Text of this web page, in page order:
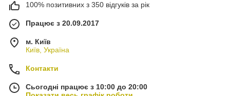
100% позитивних з 350 відгуків за рік
Працює з 20.09.2017
м. Київ
Київ, Україна
Контакти
Сьогодні працює з 10:00 до 20:00